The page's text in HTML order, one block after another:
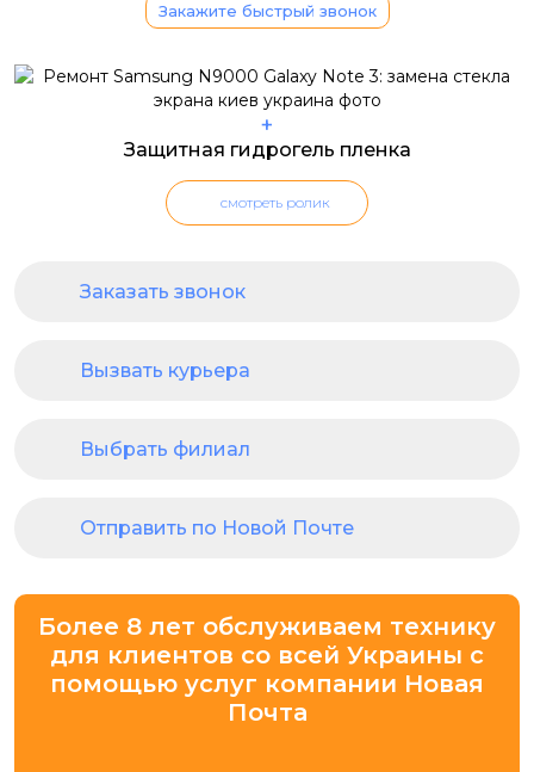
Закажите быстрый звонок
+
Защитная гидрогель пленка
смотреть ролик
Заказать звонок
Вызвать курьера
Выбрать филиал
Отправить по Новой Почте
Более 8 лет обслуживаем технику
для клиентов со всей Украины с
помощью услуг компании Новая
Почта